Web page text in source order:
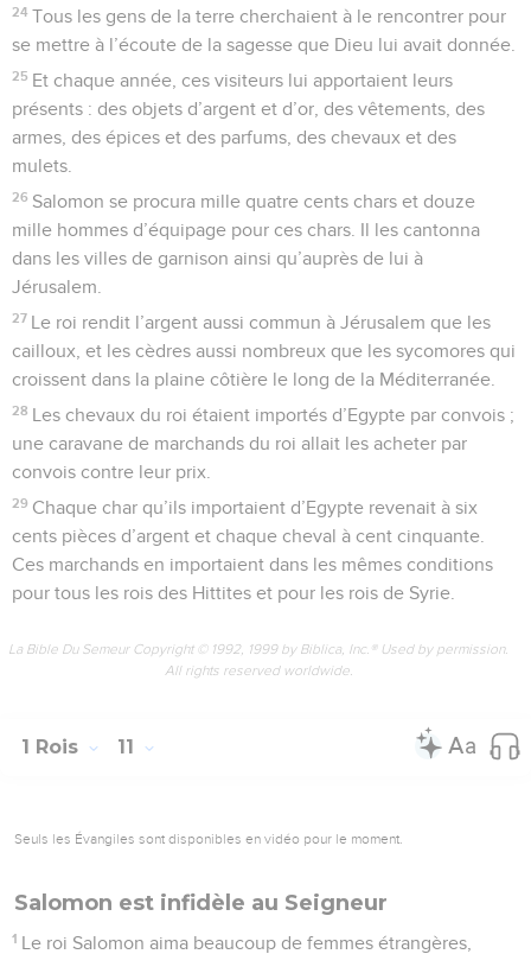
24 Tous les gens de la terre cherchaient à le rencontrer pour
se mettre à l’écoute de la sagesse que Dieu lui avait donnée.
25 Et chaque année, ces visiteurs lui apportaient leurs
présents : des objets d’argent et d’or, des vêtements, des
armes, des épices et des parfums, des chevaux et des
mulets.
26 Salomon se procura mille quatre cents chars et douze
mille hommes d’équipage pour ces chars. Il les cantonna
dans les villes de garnison ainsi qu’auprès de lui à
Jérusalem.
27 Le roi rendit l’argent aussi commun à Jérusalem que les
cailloux, et les cèdres aussi nombreux que les sycomores qui
croissent dans la plaine côtière le long de la Méditerranée.
28 Les chevaux du roi étaient importés d’Egypte par convois ;
une caravane de marchands du roi allait les acheter par
convois contre leur prix.
29 Chaque char qu’ils importaient d’Egypte revenait à six
cents pièces d’argent et chaque cheval à cent cinquante.
Ces marchands en importaient dans les mêmes conditions
pour tous les rois des Hittites et pour les rois de Syrie.
La Bible Du Semeur Copyright © 1992, 1999 by Biblica, Inc.® Used by permission.
All rights reserved worldwide.
1 Rois 11
Seuls les Évangiles sont disponibles en vidéo pour le moment.
Salomon est infidèle au Seigneur
1 Le roi Salomon aima beaucoup de femmes étrangères,